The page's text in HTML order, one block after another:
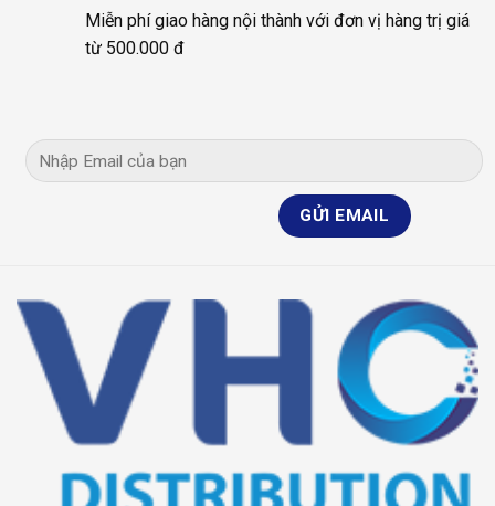
Miễn phí giao hàng nội thành với đơn vị hàng trị giá
từ 500.000 đ